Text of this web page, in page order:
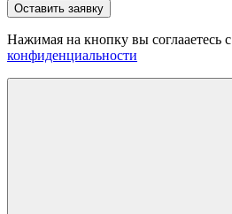
Оставить заявку
Нажимая на кнопку вы соглааетесь с
конфиденциальности